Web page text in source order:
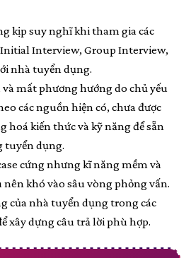
kịp suy nghĩ khi tham gia các
Interview, Group Interview,
nhà tuyển dụng.
mất phương hướng do chủ yếu
các nguồn hiện có, chưa được
hoá kiến thức và kỹ năng để sẵn
tuyển dụng.
cứng nhưng kĩ năng mềm và
khó vào sâu vòng phỏng vấn.
của nhà tuyển dụng trong các
xây dựng câu trả lời phù hợp.